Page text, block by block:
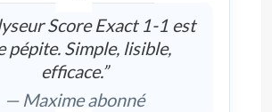
Score Exact 1-1 est
pépite. Simple, lisible,
efficace.”
— Maxime abonné